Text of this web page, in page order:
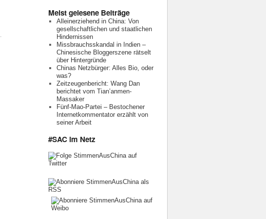
Meist gelesene Beiträge
Alleinerziehend in China: Von
gesellschaftlichen und staatlichen
Hindernissen
Missbrauchsskandal in Indien –
Chinesische Bloggerszene rätselt
über Hintergründe
Chinas Netzbürger: Alles Bio, oder
was?
Zeitzeugenbericht: Wang Dan
berichtet vom Tian’anmen-
Massaker
Fünf-Mao-Partei – Bestochener
Internetkommentator erzählt von
seiner Arbeit
#SAC im Netz